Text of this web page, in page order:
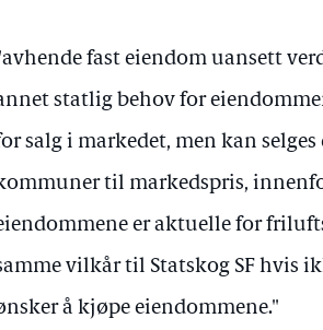
fast eiendom uansett
statlig behov for
salg i markedet, men kan
til markedspris,
er aktuelle for
vilkår til Statskog SF hvis
å kjøpe eiendommene."